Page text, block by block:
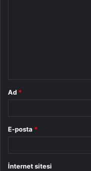
Ad *
E-posta *
İnternet sitesi